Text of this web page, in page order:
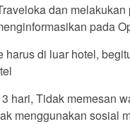
dan
pada
di luar hotel,
hari, Tidak memesan
menggunakan sosial